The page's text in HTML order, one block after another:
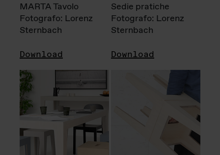
MARTA Tavolo
Fotografo: Lorenz
Sternbach
Download
Sedie pratiche
Fotografo: Lorenz
Sternbach
Download